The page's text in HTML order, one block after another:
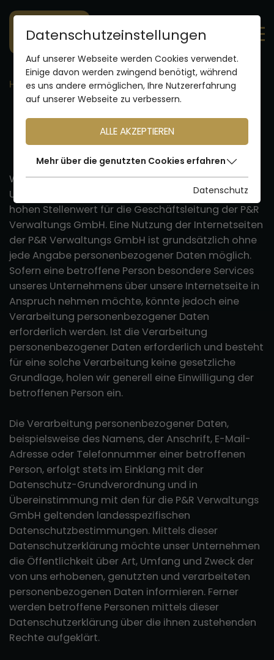
Home Datenschutz
Datenschutz
Wir freuen uns sehr über Ihr Interesse an unserem
Unternehmen. Datenschutz hat einen besonders
hohen Stellenwert für die Geschäftsleitung der P&R
Verwaltungs GmbH. Eine Nutzung der Internetseiten
der P&R Verwaltungs GmbH ist grundsätzlich ohne
jede Angabe personenbezogener Daten möglich.
Sofern eine betroffene Person besondere Services
unseres Unternehmens über unsere Internetseite in
Anspruch nehmen möchte, könnte jedoch eine
Verarbeitung personenbezogener Daten
erforderlich werden. Ist die Verarbeitung
personenbezogener Daten erforderlich und besteht
für eine solche Verarbeitung keine gesetzliche
Grundlage, holen wir generell eine Einwilligung der
betroffenen Person ein.
Die Verarbeitung personenbezogener Daten,
beispielsweise des Namens, der Anschrift, E-Mail-
Adresse oder Telefonnummer einer betroffenen
Person, erfolgt stets im Einklang mit der
Datenschutz-Grundverordnung und in
Übereinstimmung mit den für die P&R Verwaltungs
GmbH geltenden landesspezifischen
Datenschutzbestimmungen. Mittels dieser
Datenschutzerklärung möchte unser Unternehmen
die Öffentlichkeit über Art, Umfang und Zweck der
von uns erhobenen, genutzten und verarbeiteten
personenbezogenen Daten informieren. Ferner
werden betroffene Personen mittels dieser
Datenschutzerklärung über die ihnen zustehenden
Rechte aufgeklärt.
Datenschutzeinstellungen
Auf unserer Webseite werden Cookies verwendet.
Einige davon werden zwingend benötigt, während
es uns andere ermöglichen, Ihre Nutzererfahrung
auf unserer Webseite zu verbessern.
ALLE AKZEPTIEREN
Mehr über die genutzten Cookies erfahren
Datenschutz